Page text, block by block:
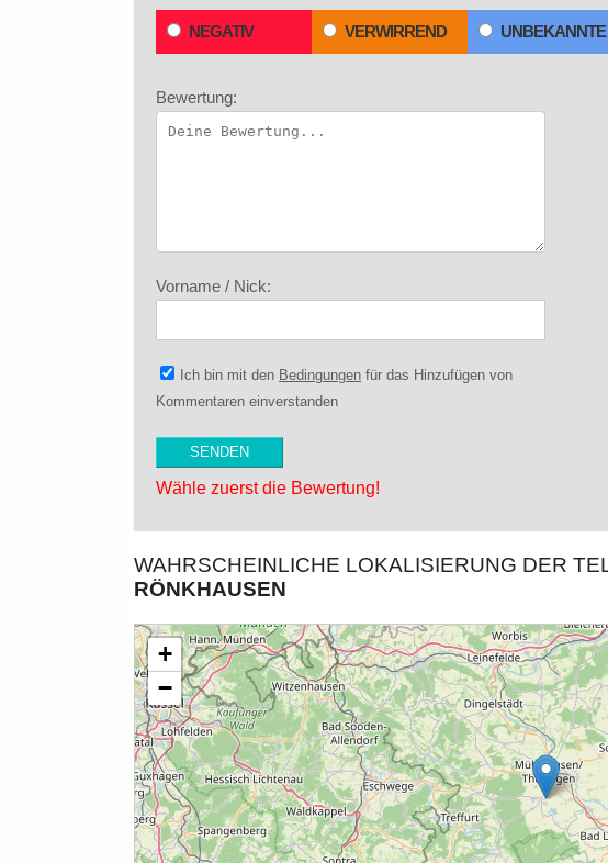
NEGATIV VERWIRREND UNBEKANNTE
Bewertung:
Vorname / Nick:
Ich bin mit den Bedingungen für das Hinzufügen von
Kommentaren einverstanden
Wähle zuerst die Bewertung!
WAHRSCHEINLICHE LOKALISIERUNG DER
RÖNKHAUSEN